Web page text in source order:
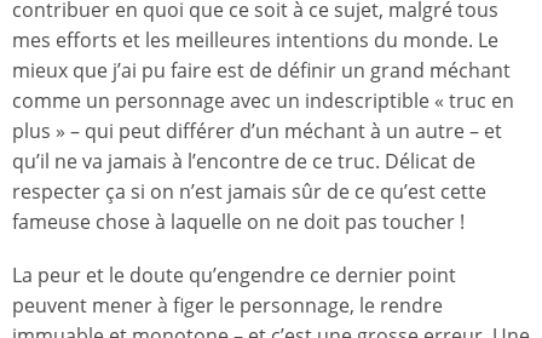
contribuer en quoi que ce soit à ce sujet, malgré tous
mes efforts et les meilleures intentions du monde. Le
mieux que j’ai pu faire est de définir un grand méchant
comme un personnage avec un indescriptible « truc en
plus » – qui peut différer d’un méchant à un autre – et
qu’il ne va jamais à l’encontre de ce truc. Délicat de
respecter ça si on n’est jamais sûr de ce qu’est cette
fameuse chose à laquelle on ne doit pas toucher !
La peur et le doute qu’engendre ce dernier point
peuvent mener à figer le personnage, le rendre